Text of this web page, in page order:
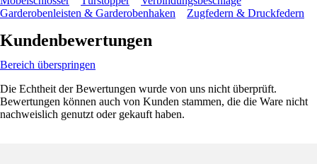
Garderobenleisten & Garderobenhaken
Zugfedern & Druckfedern
Kundenbewertungen
Bereich überspringen
Die Echtheit der Bewertungen wurde von uns nicht überprüft.
Bewertungen können auch von Kunden stammen, die die Ware nicht
nachweislich genutzt oder gekauft haben.